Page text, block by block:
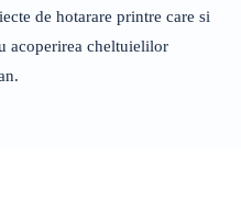
de hotarare printre care si
acoperirea cheltuielilor